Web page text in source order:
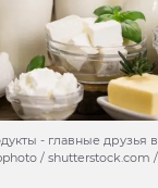
- главные друзья
/ shutterstock.com